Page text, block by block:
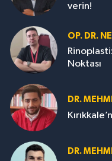
verin!
OP. DR.
Noktası
DR.
DR.